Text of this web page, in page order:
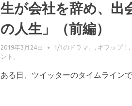
生が会社を辞め、出
の人生」（前編）
2019年3月24日 GIFUPP
1/1のドラマ。 ギフップ！
ント。
ある日、ツイッターのタイムライン